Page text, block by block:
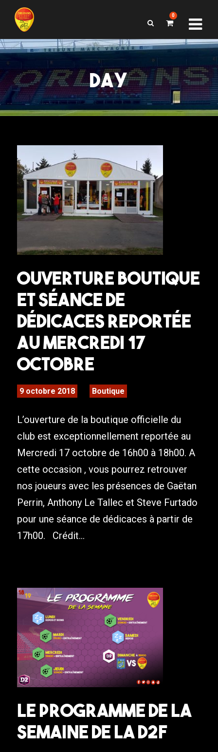
0
DAY
Ouverture boutique
et séance de
dédicaces reportée
au Mercredi 17
octobre
9 octobre 2018 Boutique
L’ouverture de la boutique officielle du
club est exceptionnellement reportée au
Mercredi 17 octobre de 16h00 à 18h00. A
cette occasion , vous pourrez retrouver
nos joueurs avec les présences de Gaëtan
Perrin, Anthony Le Tallec et Steve Furtado
pour une séance de dédicaces à partir de
17h00. Crédit...
Le programme de la
semaine de la D2F